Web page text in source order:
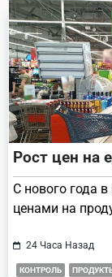
Рост цен на
С нового года
ценами на
24 Часа Назад
КОНТРОЛЬ